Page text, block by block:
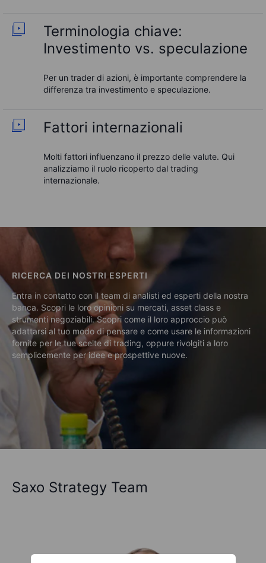
Terminologia chiave:
Investimento vs. speculazione
Per un trader di azioni, è importante comprendere la
differenza tra investimento e speculazione.
Fattori internazionali
Molti fattori influenzano il prezzo delle valute. Qui
analizziamo il ruolo ricoperto dal trading
internazionale.
RICERCA DEI NOSTRI ESPERTI
Entra in contatto con il team di analisti ed esperti della nostra
banca. Scopri le loro opinioni su mercati, asset class e
strumenti negoziabili. Scopri come il loro approccio può
adattarsi al tuo modo di pensare e come usare le informazioni
fornite per le tue scelte di trading, oppure rivolgiti a loro
semplicemente per idee e prospettive nuove.
Saxo Strategy Team